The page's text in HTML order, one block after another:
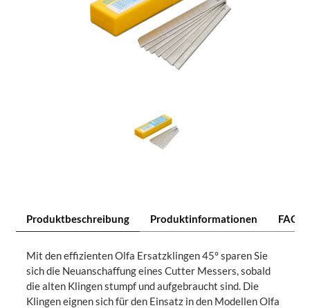
Produktbeschreibung Produktinformationen FAQ
Mit den effizienten Olfa Ersatzklingen 45° sparen Sie
sich die Neuanschaffung eines Cutter Messers, sobald
die alten Klingen stumpf und aufgebraucht sind. Die
Klingen eignen sich für den Einsatz in den Modellen Olfa